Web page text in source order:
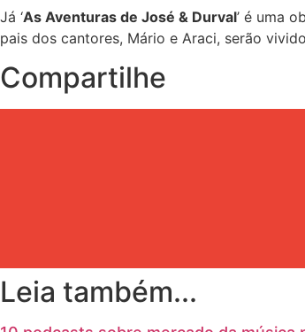
Já ‘As Aventuras de José & Durval’ é uma
pais dos cantores, Mário e Araci, serão
Compartilhe
Leia também...